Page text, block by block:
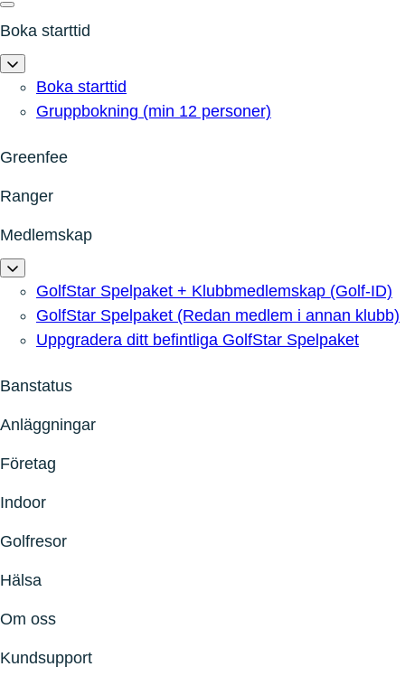
Boka starttid
Boka starttid
Gruppbokning (min 12 personer)
Greenfee
Ranger
Medlemskap
GolfStar Spelpaket + Klubbmedlemskap (Golf-ID)
GolfStar Spelpaket (Redan medlem i annan klubb)
Uppgradera ditt befintliga GolfStar Spelpaket
Banstatus
Anläggningar
Företag
Indoor
Golfresor
Hälsa
Om oss
Kundsupport